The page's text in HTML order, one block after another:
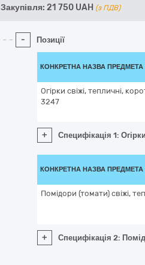
Закупівля: 21 750 UAH (з ПДВ)
- Позиції
КОНКРЕТНА НАЗВА ПРЕДМЕТА
Огірки свіжі, тепличні,
3247
+ Специфікація 1:
КОНКРЕТНА НАЗВА ПРЕДМЕТА
Помідори (томати) свіжі,
+ Специфікація 2: